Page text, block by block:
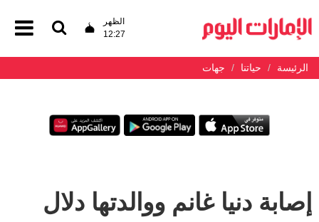
الظهر
12:27
الرئيسة حياتنا جهات
إصابة دنيا غانم ووالدتها دلال